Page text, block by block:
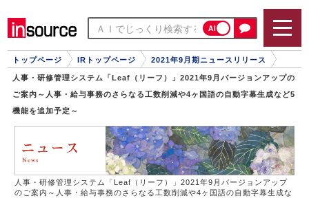
AI
トップページ IRトップページ 2021年9月期ニュースリリース
人事・研修管理システム「Leaf（リーフ）」2021年9月バージョンアップの
ご案内～人事・給与事務のさらなる工数削減や4ヶ国語の自動字幕生成など5
機能を追加予定～
人事・研修管理システム「Leaf（リーフ）」2021年9月バージョンアップ
のご案内～人事・給与事務のさらなる工数削減や4ヶ国語の自動字幕生成な